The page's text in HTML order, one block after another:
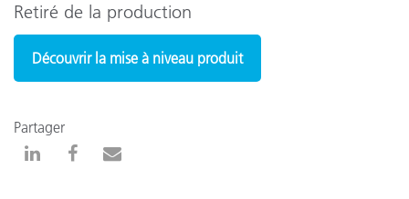
Retiré de la production
Découvrir la mise à niveau produit
Partager